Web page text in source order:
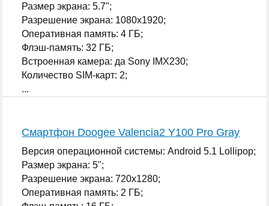
Размер экрана: 5.7";
Разрешение экрана: 1080x1920;
Оперативная память: 4 ГБ;
Флэш-память: 32 ГБ;
Встроенная камера: да Sony IMX230;
Количество SIM-карт: 2;
...
Смартфон Doogee Valencia2 Y100 Pro Gray
Версия операционной системы: Android 5.1 Lollipop;
Размер экрана: 5";
Разрешение экрана: 720x1280;
Оперативная память: 2 ГБ;